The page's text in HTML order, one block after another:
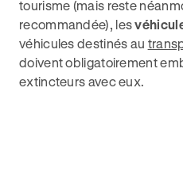
tourisme (mais reste
recommandée), les
véhicules destinés au
doivent obligatoirement
extincteurs avec eux.